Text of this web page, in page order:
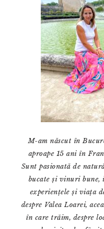
M-am născut în
aproape 15 ani în
Sunt pasionată de
bucate și vinuri bune,
experiențele și viața
despre Valea Loarei,
în care trăim, despre